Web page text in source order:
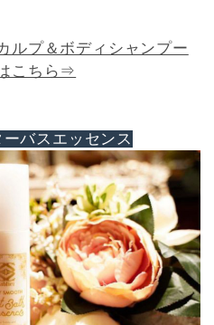
プ＆ボディシャンプー
こちら⇒
バスエッセンス